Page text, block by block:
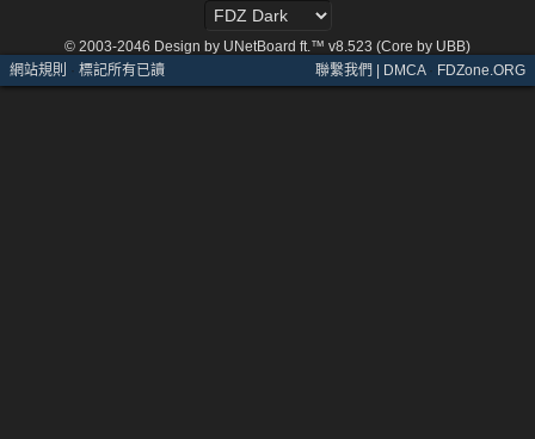
© 2003-2046 Design by UNetBoard ft.™ v8.523 (Core by UBB)
網站規則 · 標記所有已讀 聯繫我們 | DMCA· FDZone.ORG